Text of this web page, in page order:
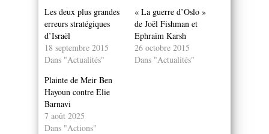
Les deux plus grandes
erreurs stratégiques
d’Israël
18 septembre 2015
Dans "Actualités"
« La guerre d’Oslo »
de Joël Fishman et
Ephraïm Karsh
26 octobre 2015
Dans "Actualités"
Plainte de Meir Ben
Hayoun contre Elie
Barnavi
7 août 2025
Dans "Actions"